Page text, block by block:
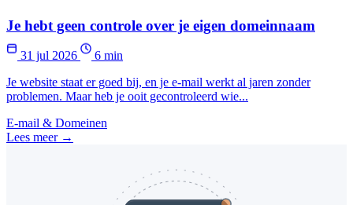
Je hebt geen controle over je eigen domeinnaam
31 jul 2026
6 min
Je website staat er goed bij, en je e-mail werkt al jaren zonder
problemen. Maar heb je ooit gecontroleerd wie...
E-mail & Domeinen
Lees meer →